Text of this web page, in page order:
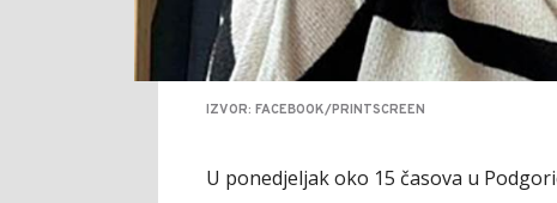
IZVOR: FACEBOOK/PRINTSCREEN
U ponedjeljak oko 15 časova u